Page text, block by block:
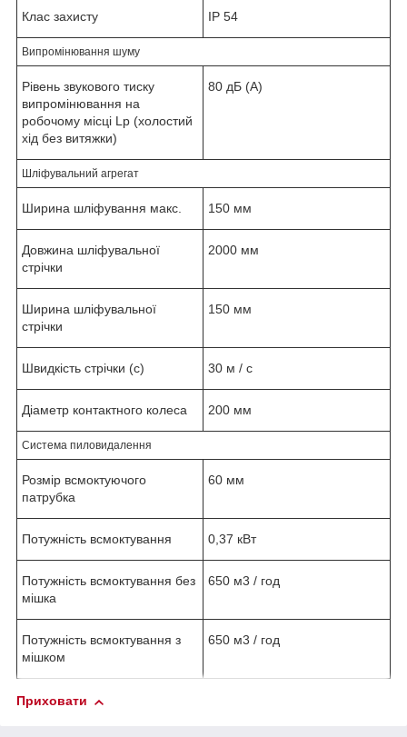
Клас захисту IP 54
Випромінювання шуму
Рівень звукового тиску
випромінювання на
робочому місці Lp (холостий
хід без витяжки)
80 дБ (A)
Шліфувальний агрегат
Ширина шліфування макс. 150 мм
Довжина шліфувальної
стрічки
2000 мм
Ширина шліфувальної
стрічки
150 мм
Швидкість стрічки (с) 30 м / с
Діаметр контактного колеса 200 мм
Система пиловидалення
Розмір всмоктуючого
патрубка
60 мм
Потужність всмоктування 0,37 кВт
Потужність всмоктування без
мішка
650 м3 / год
Потужність всмоктування з
мішком
650 м3 / год
Приховати